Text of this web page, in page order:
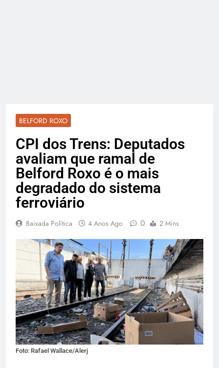
BELFORD ROXO
CPI dos Trens: Deputados
avaliam que ramal de
Belford Roxo é o mais
degradado do sistema
ferroviário
Baixada Política 4 Anos Ago 0 2 Mins
Foto: Rafael Wallace/Alerj